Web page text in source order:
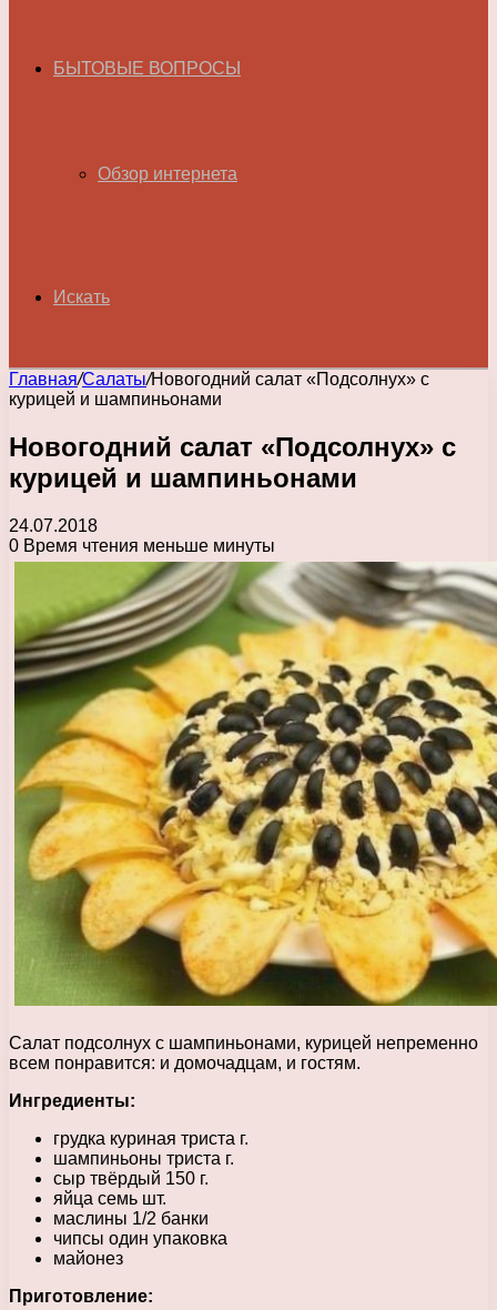
БЫТОВЫЕ ВОПРОСЫ
Обзор интернета
Искать
Главная/Салаты/Новогодний салат «Подсолнух» с
курицей и шампиньонами
Новогодний салат «Подсолнух» с
курицей и шампиньонами
24.07.2018
0 Время чтения меньше минуты
Салат подсолнух с шампиньонами, курицей непременно
всем понравится: и домочадцам, и гостям.
Ингредиенты:
грудка куриная триста г.
шампиньоны триста г.
сыр твёрдый 150 г.
яйца семь шт.
маслины 1/2 банки
чипсы один упаковка
майонез
Приготовление: